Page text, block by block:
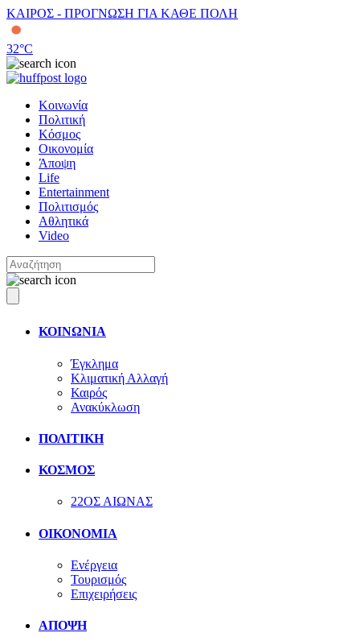
ΚΑΙΡΟΣ - ΠΡΟΓΝΩΣΗ ΓΙΑ ΚΑΘΕ ΠΟΛΗ
32°C
Κοινωνία
Πολιτική
Κόσμος
Οικονομία
Άποψη
Life
Entertainment
Πολιτισμός
Αθλητικά
Video
ΚΟΙΝΩΝΙΑ
Έγκλημα
Κλιματική Αλλαγή
Καιρός
Ανακύκλωση
ΠΟΛΙΤΙΚΗ
ΚΟΣΜΟΣ
22ΟΣ ΑΙΩΝΑΣ
ΟΙΚΟΝΟΜΙΑ
Ενέργεια
Τουρισμός
Επιχειρήσεις
ΑΠΟΨΗ